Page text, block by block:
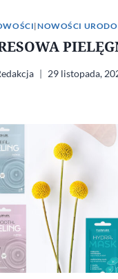
|NOWOŚCI
29 listopada,